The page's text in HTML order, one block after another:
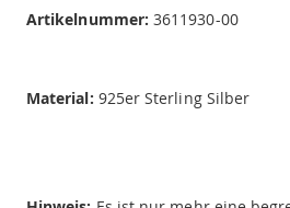
Artikelnummer: 3611930-00
Material: 925er Sterling Silber